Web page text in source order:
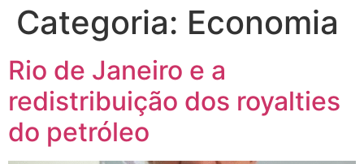
Categoria: Economia
Rio de Janeiro e a
redistribuição dos royalties
do petróleo